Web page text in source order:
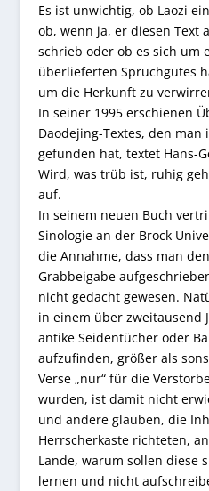
Es ist unwichtig, ob Laozi
ob, wenn ja, er diesen Text
schrieb oder ob es sich um
überlieferten Spruchgutes
um die Herkunft zu
In seiner 1995 erschienen
Daodejing-Textes, den
gefunden hat, textet Hans-
Wird, was trüb ist, ruhig
auf.
In seinem neuen Buch
Sinologie an der Brock
die Annahme, dass man
Grabbeigabe
nicht gedacht gewesen.
in einem über zweitausend
antike Seidentücher oder
aufzufinden, größer als
Verse „nur“ für die
wurden, ist damit nicht
und andere glauben, die
Herrscherkaste richteten,
Lande, warum sollen diese
lernen und nicht